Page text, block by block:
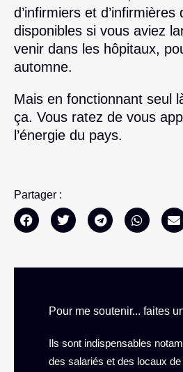
d’infirmiers et
disponibles si vous aviez
venir dans les hôpitaux,
automne.
Mais en fonctionnant seul
ça. Vous ratez de vous
l’énergie du pays.
Partager :
Pour me soutenir... faites
Ils sont indispensables
des salariés et des locaux